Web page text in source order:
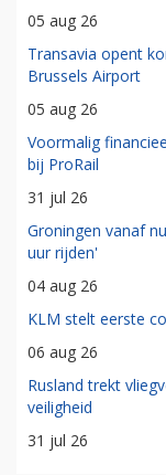
05 aug 26
Transavia opent
Brussels Airport
05 aug 26
Voormalig
bij ProRail
31 jul 26
Groningen vanaf
uur rijden'
04 aug 26
KLM stelt eerste
06 aug 26
Rusland trekt
veiligheid
31 jul 26